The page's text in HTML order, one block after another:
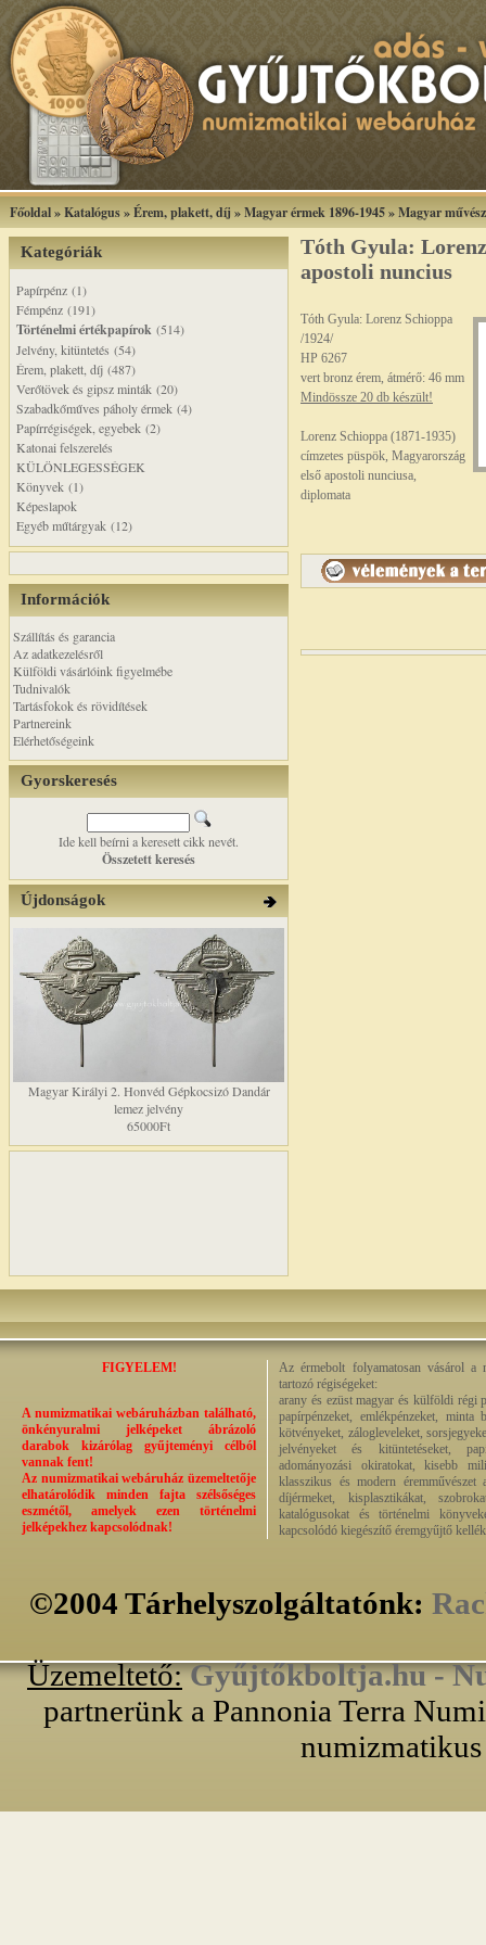
Főoldal»Katalógus»Érem, plakett, díj »Magyar érmek 1896-1945»Magyar
Kategóriák
Papírpénz (1)
Fémpénz (191)
Történelmi értékpapírok (514)
Jelvény, kitüntetés (54)
Érem, plakett, díj (487)
Verőtövek és gipsz minták (20)
Szabadkőműves páholy érmek (4)
Papírrégiségek, egyebek (2)
Katonai felszerelés
KÜLÖNLEGESSÉGEK
Könyvek (1)
Képeslapok
Egyéb műtárgyak (12)
Információk
Szállítás és garancia
Az adatkezelésről
Külföldi vásárlóink figyelmébe
Tudnivalók
Tartásfokok és rövidítések
Partnereink
Elérhetőségeink
Gyorskeresés
Ide kell beírni a keresett cikk nevét.
Összetett keresés
Újdonságok
Magyar Királyi 2. Honvéd Gépkocsizó Dandár
lemez jelvény
65000Ft
Tóth Gyula:
apostoli nuncius
Tóth Gyula: Lorenz Schioppa
/1924/
HP 6267
vert bronz érem, átmérő: 46 mm
Mindössze 20 db készült!
Lorenz Schioppa (1871-1935)
címzetes püspök, Magyarország
első apostoli nunciusa,
diplomata
FIGYELEM!
A numizmatikai webáruházban található,
önkényuralmi jelképeket ábrázoló
darabok kizárólag gyűjteményi célból
vannak fent!
Az numizmatikai webáruház üzemeltetője
elhatárolódik minden fajta szélsőséges
eszmétől, amelyek ezen történelmi
jelképekhez kapcsolódnak!
Az érmebolt folyamatosan vásárol a
tartozó régiségeket:
arany és ezüst magyar és külföldi régi
papírpénzeket, emlékpénzeket, minta
kötvényeket, zálogleveleket,
jelvényeket és kitüntetéseket,
adományozási okiratokat, kisebb
klasszikus és modern éremművészet
díjérmeket, kisplasztikákat,
katalógusokat és történelmi
kapcsolódó kiegészítő éremgyűjtő
©2004 Tárhelyszolgáltatónk:
Üzemeltető: Gyűjtőkboltja.hu -
partnerünk a Pannonia Terra
numizmatikus